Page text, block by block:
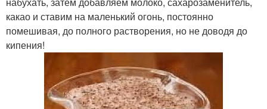
какао и ставим на маленький огонь, постоянно
помешивая, до полного растворения, но не доводя до
кипения!